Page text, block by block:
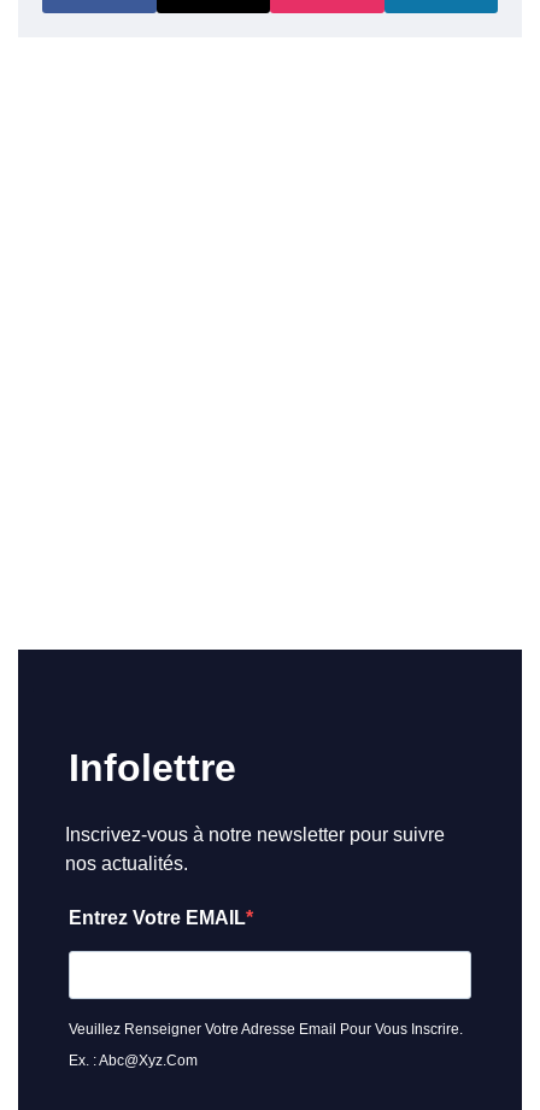
Infolettre
Inscrivez-vous à notre newsletter pour suivre
nos actualités.
Entrez Votre EMAIL
Veuillez Renseigner Votre Adresse Email Pour Vous Inscrire.
Ex. : Abc@xyz.com